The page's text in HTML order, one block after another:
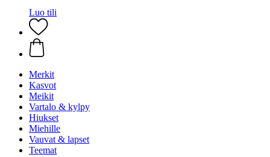
Luo tili
Merkit
Kasvot
Meikit
Vartalo & kylpy
Hiukset
Miehille
Vauvat & lapset
Teemat